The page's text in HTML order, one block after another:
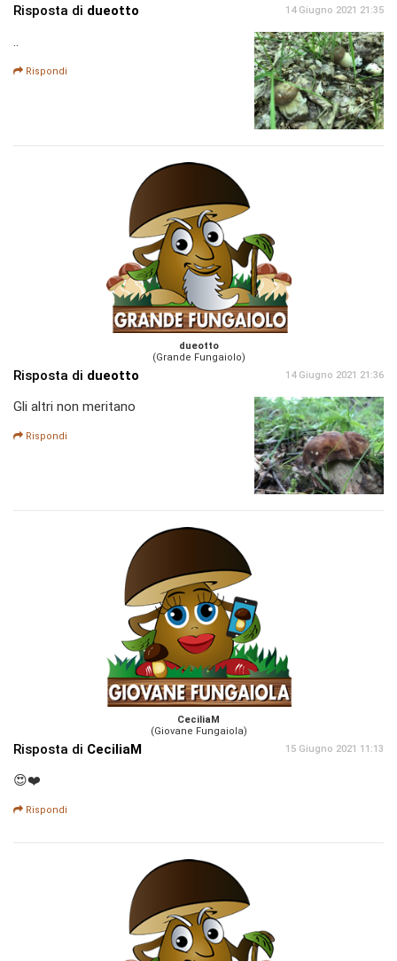
Risposta di dueotto 14 Giugno 2021 21:35
..
Rispondi
dueotto
(Grande Fungaiolo)
Risposta di dueotto 14 Giugno 2021 21:36
Gli altri non meritano
Rispondi
CeciliaM
(Giovane Fungaiola)
Risposta di CeciliaM 15 Giugno 2021 11:13
😍❤️
Rispondi